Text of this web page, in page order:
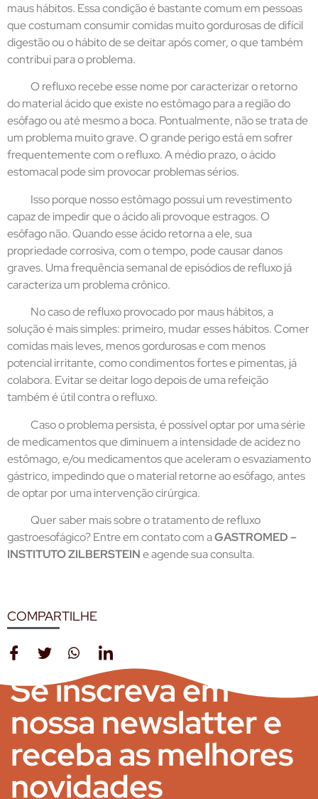
maus hábitos. Essa condição é bastante comum em pessoas
que costumam consumir comidas muito gordurosas de difícil
digestão ou o hábito de se deitar após comer, o que também
contribui para o problema.
O refluxo recebe esse nome por caracterizar o retorno
do material ácido que existe no estômago para a região do
esôfago ou até mesmo a boca. Pontualmente, não se trata de
um problema muito grave. O grande perigo está em sofrer
frequentemente com o refluxo. A médio prazo, o ácido
estomacal pode sim provocar problemas sérios.
Isso porque nosso estômago possui um revestimento
capaz de impedir que o ácido ali provoque estragos. O
esôfago não. Quando esse ácido retorna a ele, sua
propriedade corrosiva, com o tempo, pode causar danos
graves. Uma frequência semanal de episódios de refluxo já
caracteriza um problema crônico.
No caso de refluxo provocado por maus hábitos, a
solução é mais simples: primeiro, mudar esses hábitos. Comer
comidas mais leves, menos gordurosas e com menos
potencial irritante, como condimentos fortes e pimentas, já
colabora. Evitar se deitar logo depois de uma refeição
também é útil contra o refluxo.
Caso o problema persista, é possível optar por uma série
de medicamentos que diminuem a intensidade de acidez no
estômago, e/ou medicamentos que aceleram o esvaziamento
gástrico, impedindo que o material retorne ao esôfago, antes
de optar por uma intervenção cirúrgica.
Quer saber mais sobre o tratamento de refluxo
gastroesofágico? Entre em contato com aGASTROMED –
INSTITUTO ZILBERSTEINe agende sua consulta.
COMPARTILHE
Se inscreva em
nossa newslatter e
receba as melhores
novidades